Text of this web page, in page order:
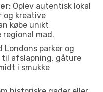
Oplev autentisk lokal
og kreative
købe unikt
mad.
Londons parker og
afslapning, gåture
i smukke